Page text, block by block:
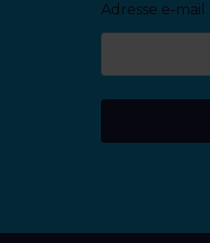
Adresse e-mail